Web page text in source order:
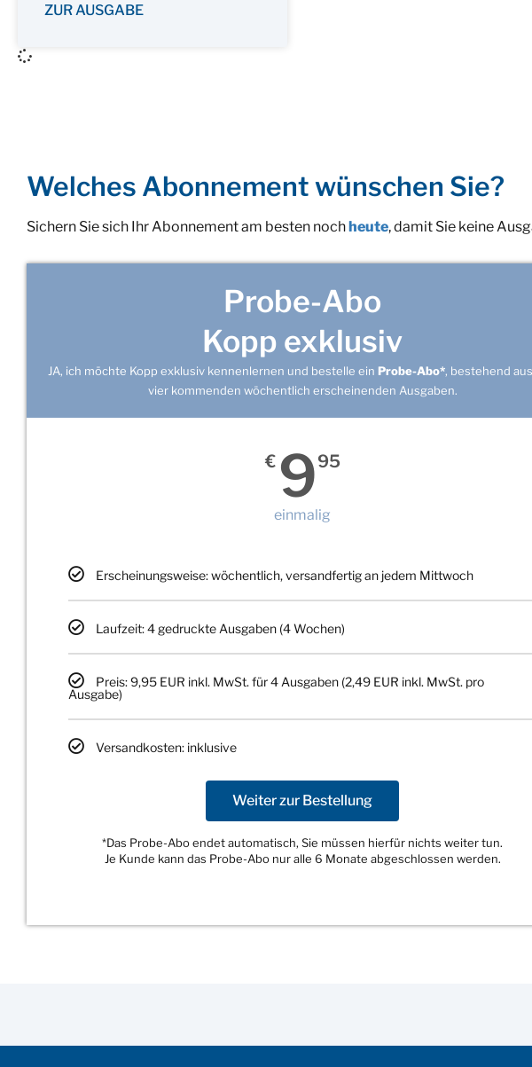
ZUR AUSGABE
Welches Abonnement wünschen Sie?
Sichern Sie sich Ihr Abonnement am besten nochheute, damit Sie keine
Probe-Abo
Kopp exklusiv
JA, ich möchte Kopp exklusiv kennenlernen und bestelle ein Probe-Abo*, bestehend
vier kommenden wöchentlich erscheinenden Ausgaben.
€ 995
einmalig
Erscheinungsweise: wöchentlich, versandfertig an jedem Mittwoch
Laufzeit: 4 gedruckte Ausgaben (4 Wochen)
Preis: 9,95 EUR inkl. MwSt. für 4 Ausgaben (2,49 EUR inkl. MwSt. pro
Ausgabe)
Versandkosten: inklusive
Weiter zur Bestellung
*Das Probe-Abo endet automatisch, Sie müssen hierfür nichts weiter tun.
Je Kunde kann das Probe-Abo nur alle 6 Monate abgeschlossen werden.